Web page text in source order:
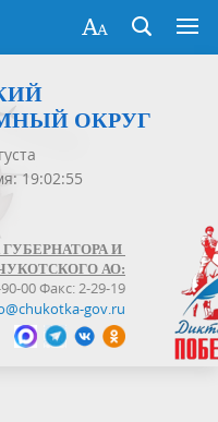
ОКРУГ
19:02:55
И
АО:
00 Факс: 2-29-19
gov.ru